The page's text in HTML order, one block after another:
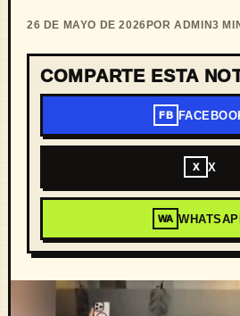
26 DE MAYO DE 2026 POR ADMIN3
COMPARTE ESTA
FB
X X
WA